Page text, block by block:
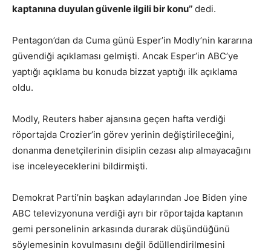
kaptanına duyulan güvenle ilgili bir konu’’ dedi.
Pentagon’dan da Cuma günü Esper’in Modly’nin kararına
güvendiği açıklaması gelmişti. Ancak Esper’in ABC’ye
yaptığı açıklama bu konuda bizzat yaptığı ilk açıklama
oldu.
Modly, Reuters haber ajansına geçen hafta verdiği
röportajda Crozier’in görev yerinin değiştirileceğini,
donanma denetçilerinin disiplin cezası alıp almayacağını
ise inceleyeceklerini bildirmişti.
Demokrat Parti’nin başkan adaylarından Joe Biden yine
ABC televizyonuna verdiği ayrı bir röportajda kaptanın
gemi personelinin arkasında durarak düşündüğünü
söylemesinin kovulmasını değil ödüllendirilmesini